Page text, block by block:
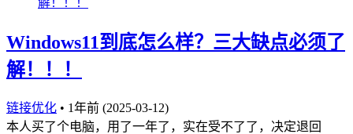
Windows11到底怎么样？三大缺点必须了
解！！！
链接优化 • 1年前 (2025-03-12)
本人买了个电脑，用了一年了，实在受不了了，决定退回